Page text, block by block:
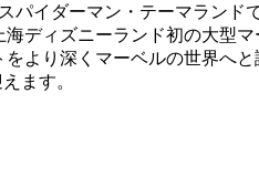
イダーマン・テーマラン
ディズニーランド初の大型
より深くマーベルの世界へ
ます。